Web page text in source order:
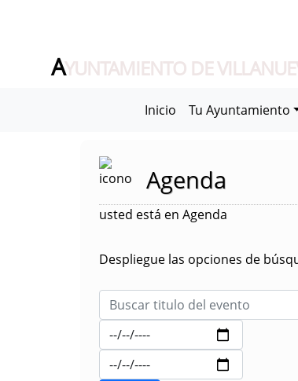
AYUNTAMIENTO DE
Inicio Tu Ayuntamiento
Agenda
usted está en Agenda
Despliegue las opciones de